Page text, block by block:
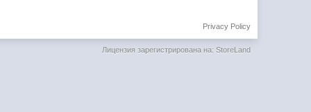
Privacy Policy
Лицензия зарегистрирована на: StoreLand